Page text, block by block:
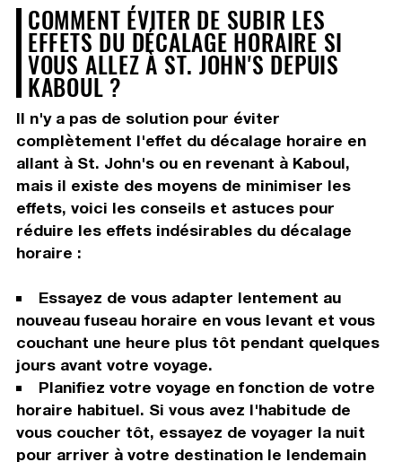
COMMENT ÉVITER DE SUBIR LES
EFFETS DU DÉCALAGE HORAIRE SI
VOUS ALLEZ À ST. JOHN'S DEPUIS
KABOUL ?
Il n'y a pas de solution pour éviter
complètement l'effet du décalage horaire en
allant à St. John's ou en revenant à Kaboul,
mais il existe des moyens de minimiser les
effets, voici les conseils et astuces pour
réduire les effets indésirables du décalage
horaire :
Essayez de vous adapter lentement au
nouveau fuseau horaire en vous levant et vous
couchant une heure plus tôt pendant quelques
jours avant votre voyage.
Planifiez votre voyage en fonction de votre
horaire habituel. Si vous avez l'habitude de
vous coucher tôt, essayez de voyager la nuit
pour arriver à votre destination le lendemain